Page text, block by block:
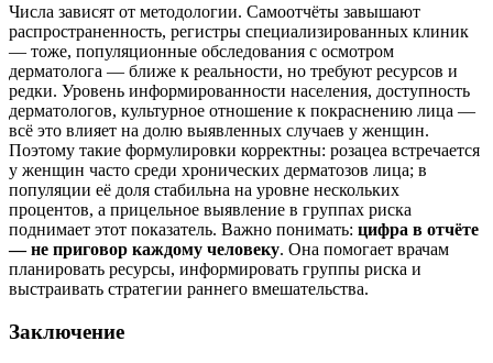
Числа зависят от методологии. Самоотчёты завышают
распространенность, регистры специализированных клиник
— тоже, популяционные обследования с осмотром
дерматолога — ближе к реальности, но требуют ресурсов и
редки. Уровень информированности населения, доступность
дерматологов, культурное отношение к покраснению лица —
всё это влияет на долю выявленных случаев у женщин.
Поэтому такие формулировки корректны: розацеа встречается
у женщин часто среди хронических дерматозов лица; в
популяции её доля стабильна на уровне нескольких
процентов, а прицельное выявление в группах риска
поднимает этот показатель. Важно понимать: цифра в отчёте
— не приговор каждому человеку. Она помогает врачам
планировать ресурсы, информировать группы риска и
выстраивать стратегии раннего вмешательства.
Заключение